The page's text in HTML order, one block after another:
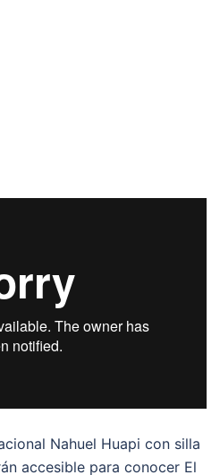
Nahuel Huapi con silla
accesible para conocer El